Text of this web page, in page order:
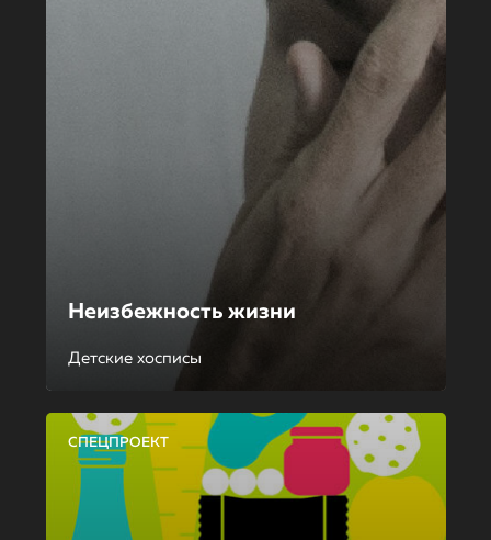
Неизбежность жизни
Детские хосписы
СПЕЦПРОЕКТ